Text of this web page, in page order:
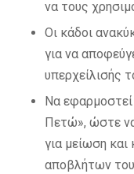
να τους
Οι κάδοι
για να
υπερχείλισής
Να
Πετώ», ώστε
για μείωση
αποβλήτων